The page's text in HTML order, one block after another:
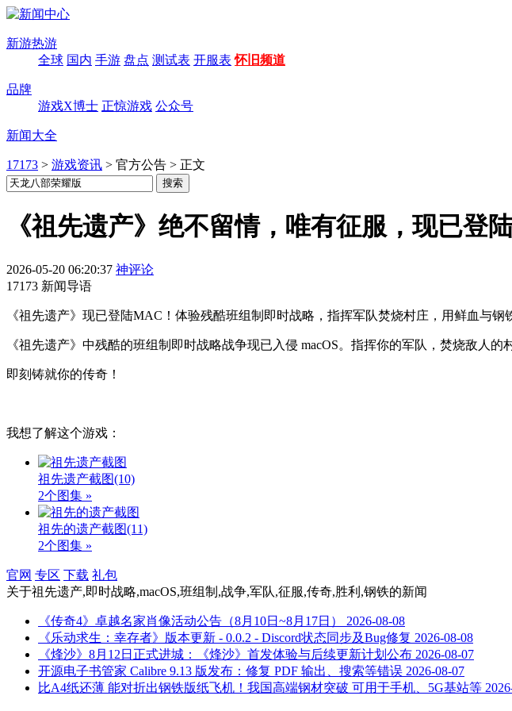
新游热游
全球 国内 手游 盘点 测试表 开服表 怀旧频道
品牌
游戏X博士 正惊游戏 公众号
新闻大全
17173 > 游戏资讯 > 官方公告 > 正文
《祖先遗产》绝不留情，唯有征服，现已登
2026-05-20 06:20:37 神评论
17173 新闻导语
《祖先遗产》现已登陆MAC！体验残酷班组制即时战略，指挥军队焚烧村庄，用鲜血与钢
《祖先遗产》中残酷的班组制即时战略战争现已入侵 macOS。指挥你的军队，焚烧敌人的
即刻铸就你的传奇！
我想了解这个游戏：
祖先遗产截图(10)
2个图集 »
祖先的遗产截图(11)
2个图集 »
官网 专区 下载 礼包
关于祖先遗产,即时战略,macOS,班组制,战争,军队,征服,传奇,胜利,钢铁的新闻
《传奇4》卓越名家肖像活动公告（8月10日~8月17日）
2026-08-08
《乐动求生：幸存者》版本更新 - 0.0.2 - Discord状态同步及Bug修复 2026-08-08
《烽沙》8月12日正式进城：《烽沙》首发体验与后续更新计划公布 2026-08-07
开源电子书管家 Calibre 9.13 版发布：修复 PDF 输出、搜索等错误 2026-08-07
比A4纸还薄 能对折出钢铁版纸飞机！我国高端钢材突破 可用于手机、5G基站等